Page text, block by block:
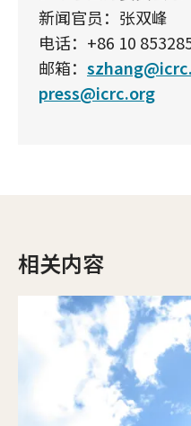
新闻官员：张双峰
电话：+86 10
邮箱：
press@icrc.org
相关内容